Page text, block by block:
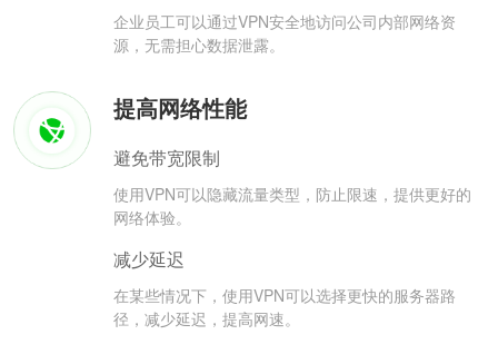
企业员工可以通过VPN安全地访问公司内部网络资
源，无需担心数据泄露。
提高网络性能
避免带宽限制
使用VPN可以隐藏流量类型，防止限速，提供更好的
网络体验。
减少延迟
在某些情况下，使用VPN可以选择更快的服务器路
径，减少延迟，提高网速。